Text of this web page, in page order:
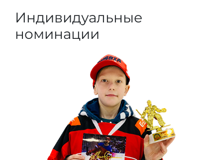
Индивидуальные
номинации